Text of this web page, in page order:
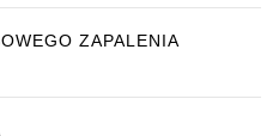
ZAPALENIA